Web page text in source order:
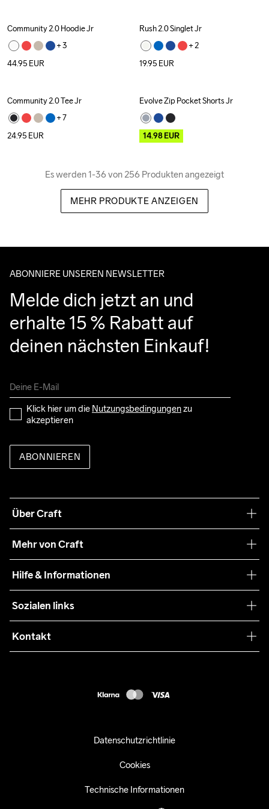
Community 2.0 Hoodie Jr
+ 3
44.95 EUR
Rush 2.0 Singlet Jr
+ 2
19.95 EUR
Community 2.0 Tee Jr
+ 7
24.95 EUR
Outlet
Evolve Zip Pocket Shorts Jr
14.98EUR
Es werden 1-36 von 256 Produkten angezeigt
MEHR PRODUKTE ANZEIGEN
ABONNIERE UNSEREN NEWSLETTER
Melde dich jetzt an und
erhalte 15 % Rabatt auf
deinen nächsten Einkauf!
Klick hier um die Nutzungsbedingungen zu
akzeptieren
ABONNIEREN
Über Craft
Nachhaltigkeit
Mehr von Craft
Teamwear
Zusammenarbeit
Press
Hilfe & Informationen
Retouren
Kundendienst
Sozialen links
Kontakt
Datenschutzrichtlinie
Cookies
Technische Informationen